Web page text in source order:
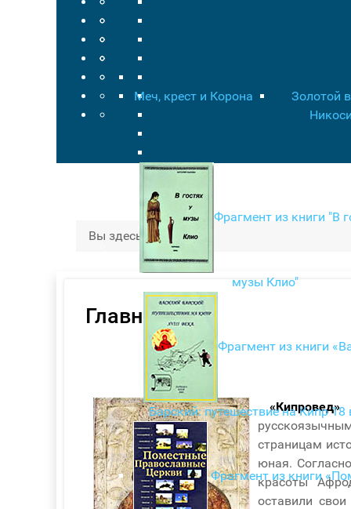
Меч, крест и Корона
Золотой
Фрагмент из книги "В
музы Клио"
Фрагмент из книги
Барский: путешествие на Кипр 18
Фрагмент из книги
Вы здесь:Главная
Главная
«Кипровед»-
страницам
юная.
красоты
оставили